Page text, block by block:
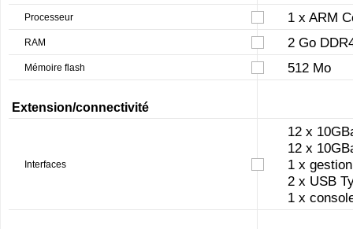
Processeur 1 x ARM
RAM 2 Go
Mémoire flash 512 Mo
Extension/connectivité
Interfaces
12 x
12 x
1 x
2 x USB
1 x